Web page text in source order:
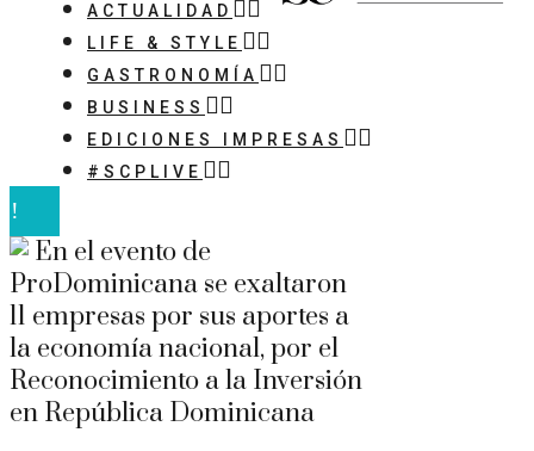
ACTUALIDAD
LIFE & STYLE
GASTRONOMÍA
BUSINESS
EDICIONES IMPRESAS
#SCPLIVE